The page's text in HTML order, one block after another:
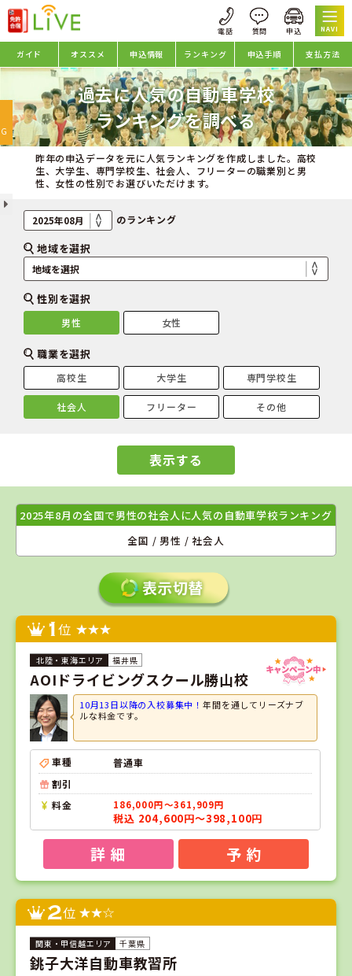
NAVI
ガイド オススメ 申込情報 ランキング 申込手順 支払方法
過去に人気の自動車学校
ランキングを調べる
昨年の申込データを元に人気ランキングを作成しました。高校
生、大学生、専門学校生、社会人、フリーターの職業別と男
性、女性の性別でお選びいただけます。
のランキング
地域を選択
性別を選択
男性 女性
職業を選択
高校生 大学生 専門学校生
社会人 フリーター その他
表示する
2025年8月の全国で男性の社会人に人気の自動車学校ランキング
全国 / 男性 / 社会人
1位
福井県
AOIドライビングスクール勝山校
10月13日以降の入校募集中！年間を通してリーズナブ
ルな料金です。
車種
普通車
割引
料金
186,000円～361,909円
税込 204,600円～398,100円
詳 細 予 約
2位
千葉県
銚子大洋自動車教習所